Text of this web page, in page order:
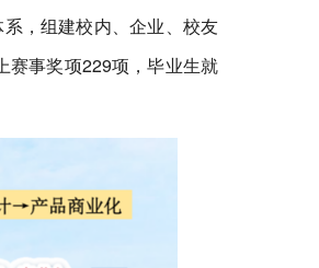
，组建校内、企业、校友
赛事奖项229项，毕业生就